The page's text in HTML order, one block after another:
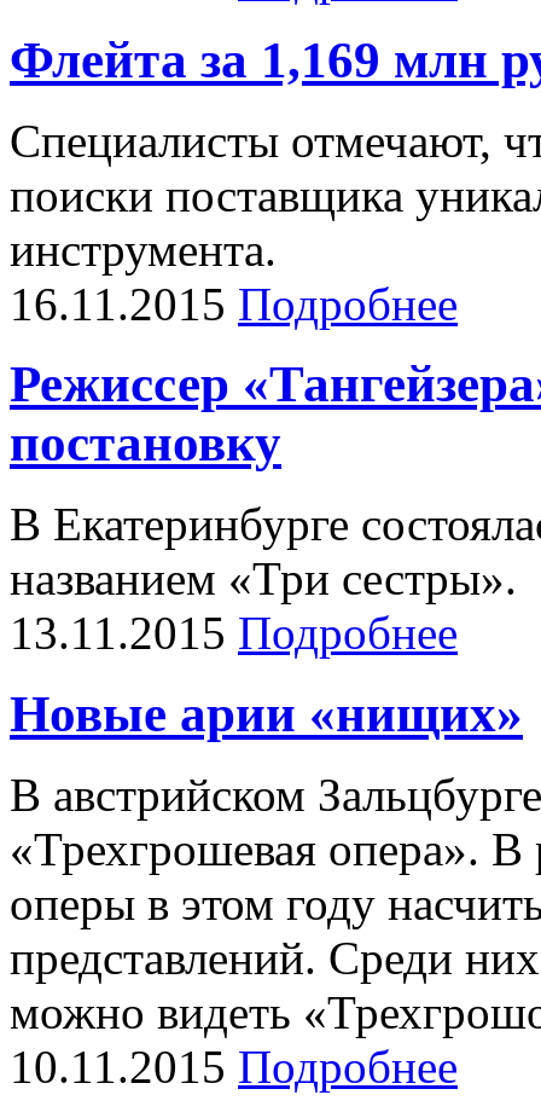
Флейта за 1,169 млн
Специалисты отмечают,
поиски поставщика
инструмента.
16.11.2015 Подробнее
Режиссер
постановку
В Екатеринбурге
названием «Три сестры».
13.11.2015 Подробнее
Новые арии «нищих»
В австрийском
«Трехгрошевая опера». В
оперы в этом году
представлений. Среди
можно видеть
10.11.2015 Подробнее